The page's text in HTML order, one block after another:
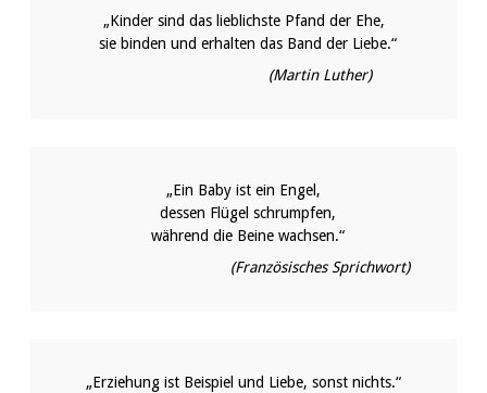
„Kinder sind das lieblichste Pfand der Ehe,
sie binden und erhalten das Band der Liebe.“
(Martin Luther)
„Ein Baby ist ein Engel,
dessen Flügel schrumpfen,
während die Beine wachsen.“
(Französisches Sprichwort)
„Erziehung ist Beispiel und Liebe, sonst nichts.“